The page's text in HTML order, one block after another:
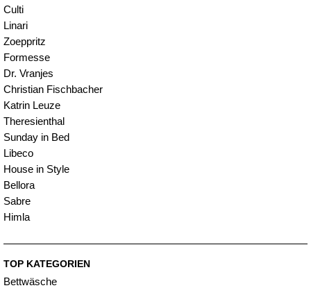
Culti
Linari
Zoeppritz
Formesse
Dr. Vranjes
Christian Fischbacher
Katrin Leuze
Theresienthal
Sunday in Bed
Libeco
House in Style
Bellora
Sabre
Himla
TOP KATEGORIEN
Bettwäsche